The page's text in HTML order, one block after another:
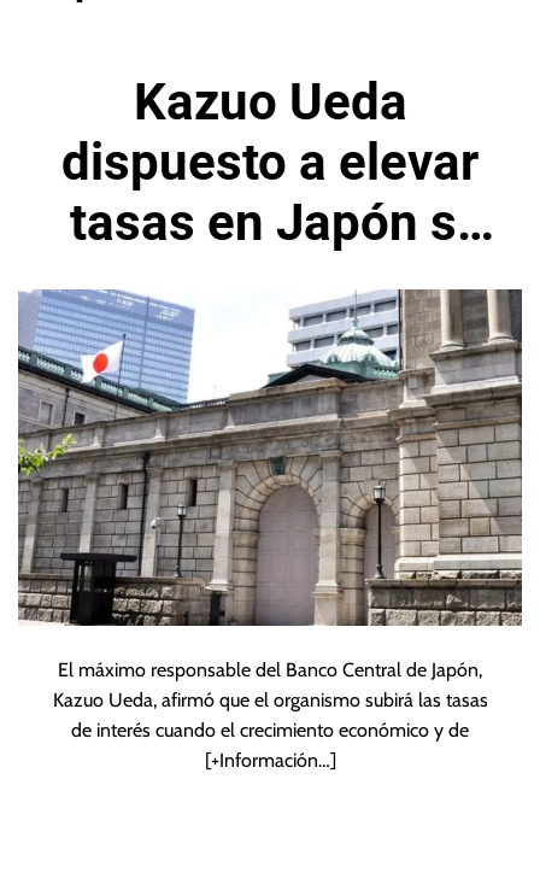
Kazuo Ueda
dispuesto a elevar
tasas en Japón si
se reacelera el
crecimiento
El máximo responsable del Banco Central de Japón,
Kazuo Ueda, afirmó que el organismo subirá las tasas
de interés cuando el crecimiento económico y de
[+Información…]